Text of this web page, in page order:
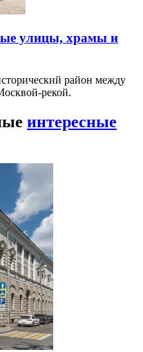
улицы, храмы и
район между
рекой.
интересные